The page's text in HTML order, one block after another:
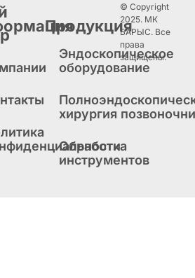
Продукция
Эндоскопическое
оборудование
хирургия
Обработка
инструментов
© Copyright
2025. МК
БАРЫС. Все
права
защищены.